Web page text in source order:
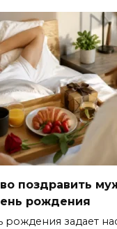
поздравить
рождения
рождения задает